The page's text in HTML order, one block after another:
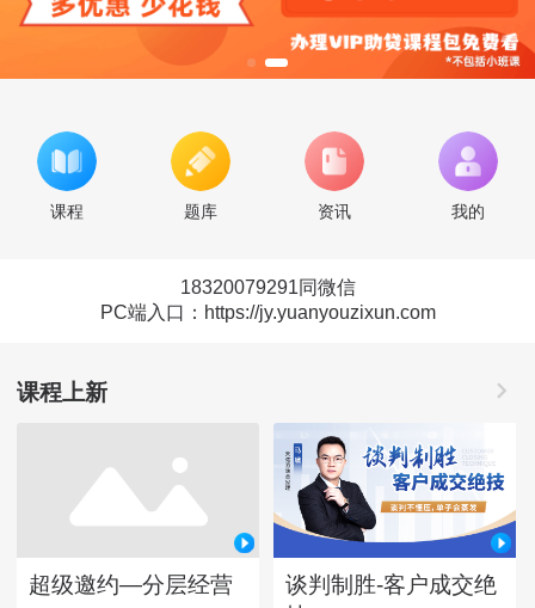
课程 题库 资讯 我的
18320079291同微信
PC端入口：https://jy.yuanyouzixun.com
课程上新
超级邀约—分层经营
谈判制胜-客户成交绝